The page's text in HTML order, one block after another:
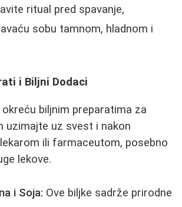
ritual pred spavanje,
sobu tamnom, hladnom i
i Biljni Dodaci
biljnim preparatima za
uzimajte uz svest i nakon
ili farmaceutom, posebno
lekove.
i Soja: Ove biljke sadrže prirodne